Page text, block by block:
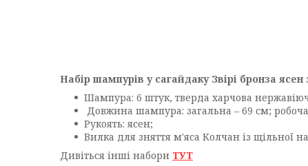
Набір шампурів у сагайдаку Звірі бронза
Шампура: 6 штук, тверда харчова
Довжина шампура: загальна – 69 см;
Рукоять: ясен;
Вилка для зняття м'яса Колчан із щільної
Дивіться інші набори ТУТ